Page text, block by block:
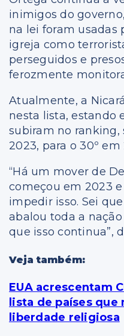
inimigos do
na lei foram usadas
igreja como
perseguidos e
ferozmente
Atualmente, a
nesta lista, estando
subiram no ranking,
2023, para o 30º em
“Há um mover de
começou em 2023
impedir isso. Sei
abalou toda a
que isso continua”,
Veja também:
EUA acrescentam
lista de países que
liberdade religiosa